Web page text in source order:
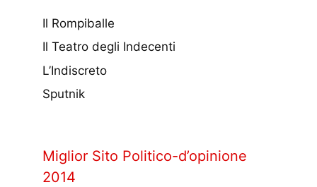
Il Rompiballe
Il Teatro degli Indecenti
L’Indiscreto
Sputnik
Miglior Sito Politico-d’opinione
2014